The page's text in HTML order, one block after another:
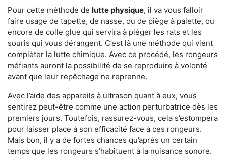
Pour cette méthode de lutte physique, il va vous falloir
faire usage de tapette, de nasse, ou de piège à palette, ou
encore de colle glue qui servira à piéger les rats et les
souris qui vous dérangent. C’est là une méthode qui vient
compléter la lutte chimique. Avec ce procédé, les rongeurs
méfiants auront la possibilité de se reproduire à volonté
avant que leur repêchage ne reprenne.
Avec l’aide des appareils à ultrason quant à eux, vous
sentirez peut-être comme une action perturbatrice dès les
premiers jours. Toutefois, rassurez-vous, cela s’estompera
pour laisser place à son efficacité face à ces rongeurs.
Mais bon, il y a de fortes chances qu’après un certain
temps que les rongeurs s’habituent à la nuisance sonore.